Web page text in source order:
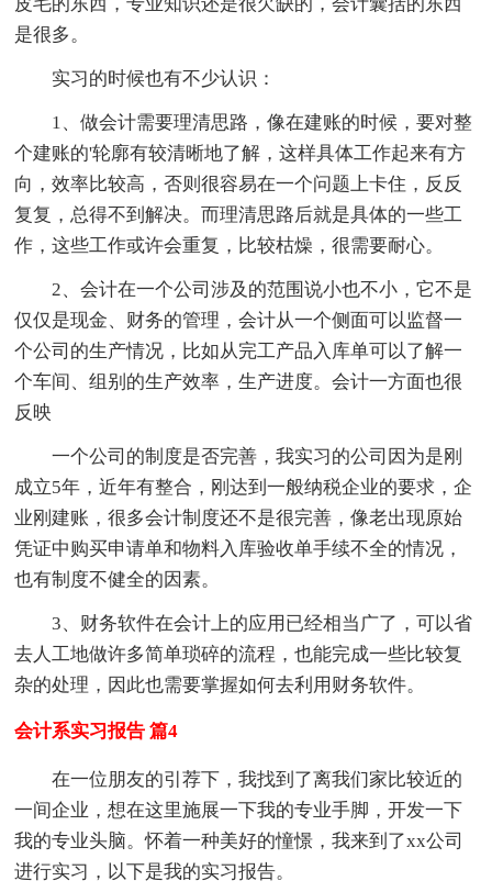
是很多。
实习的时候也有不少认识：
1、做会计需要理清思路，像在建账的时候，要对整
个建账的'轮廓有较清晰地了解，这样具体工作起来有方
向，效率比较高，否则很容易在一个问题上卡住，反反
复复，总得不到解决。而理清思路后就是具体的一些工
作，这些工作或许会重复，比较枯燥，很需要耐心。
2、会计在一个公司涉及的范围说小也不小，它不是
仅仅是现金、财务的管理，会计从一个侧面可以监督一
个公司的生产情况，比如从完工产品入库单可以了解一
个车间、组别的生产效率，生产进度。会计一方面也很
反映
一个公司的制度是否完善，我实习的公司因为是刚
成立5年，近年有整合，刚达到一般纳税企业的要求，企
业刚建账，很多会计制度还不是很完善，像老出现原始
凭证中购买申请单和物料入库验收单手续不全的情况，
也有制度不健全的因素。
3、财务软件在会计上的应用已经相当广了，可以省
去人工地做许多简单琐碎的流程，也能完成一些比较复
杂的处理，因此也需要掌握如何去利用财务软件。
会计系实习报告 篇4
在一位朋友的引荐下，我找到了离我们家比较近的
一间企业，想在这里施展一下我的专业手脚，开发一下
我的专业头脑。怀着一种美好的憧憬，我来到了xx公司
进行实习，以下是我的实习报告。